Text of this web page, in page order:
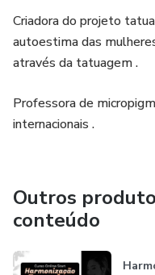
carreira promissora.
Criadora do projeto
autoestima das
através da tatuagem .
Professora de
internacionais .
Outros
conteúdo